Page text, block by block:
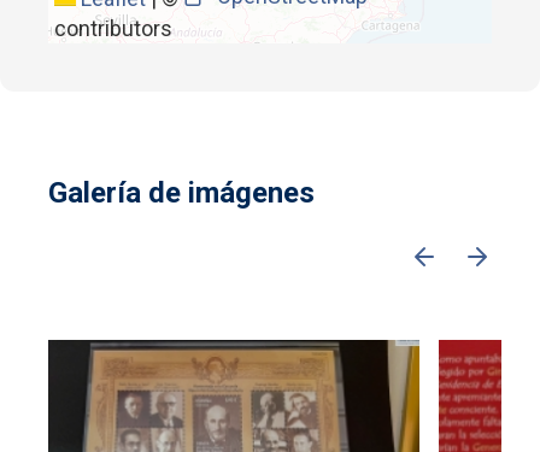
contributors
Galería de imágenes